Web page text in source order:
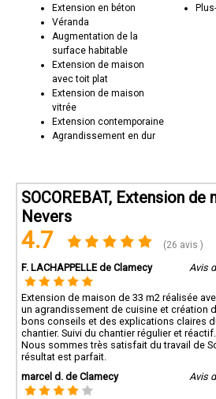
Extension en béton
Véranda
Augmentation de la
surface habitable
Extension de maison
avec toit plat
Extension de maison
vitrée
Extension contemporaine
Agrandissement en dur
SOCOREBAT, Extension de
Nevers
4.7 (26 avis )
F. LACHAPPELLE de Clamecy Avis
Extension de maison de 33 m2 réalisée
un agrandissement de cuisine et création
bons conseils et des explications claires
chantier. Suivi du chantier régulier et
Nous sommes très satisfait du travail de
résultat est parfait.
marcel d. de Clamecy
Avis